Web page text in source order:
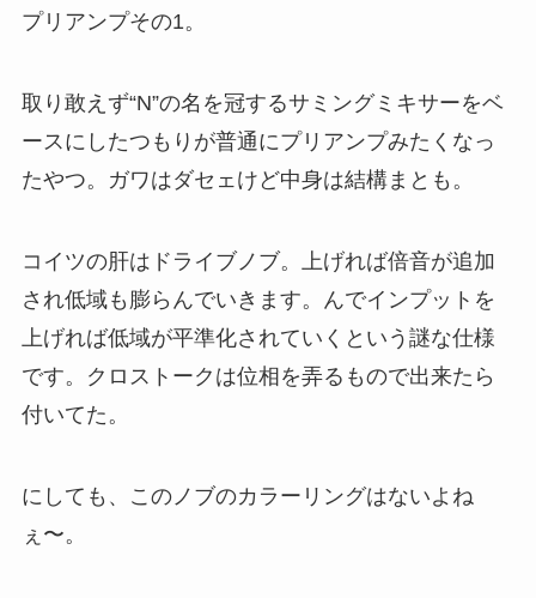
プリアンプその1。
取り敢えず“N”の名を冠するサミングミキサーをベ
ースにしたつもりが普通にプリアンプみたくなっ
たやつ。ガワはダセェけど中身は結構まとも。
コイツの肝はドライブノブ。上げれば倍音が追加
され低域も膨らんでいきます。んでインプットを
上げれば低域が平準化されていくという謎な仕様
です。クロストークは位相を弄るもので出来たら
付いてた。
にしても、このノブのカラーリングはないよね
ぇ〜。